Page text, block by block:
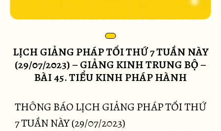
LỊCH GIẢNG PHÁP TỐI THỨ 7 TUẦN NÀY
(29/07/2023) – GIẢNG KINH TRUNG BỘ –
BÀI 45. TIỂU KINH PHÁP HÀNH
THÔNG BÁO LỊCH GIẢNG PHÁP TỐI THỨ
7 TUẦN NÀY (29/07/2023)